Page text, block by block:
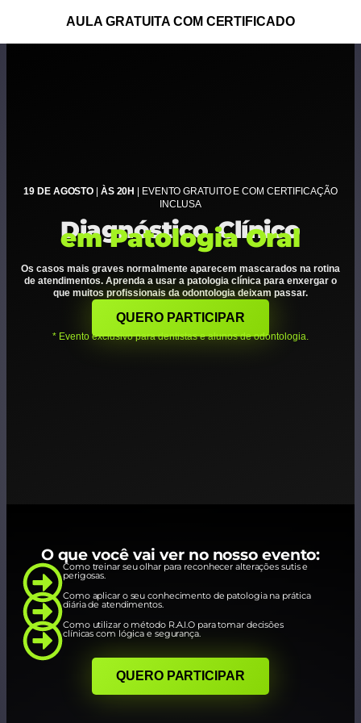
AULA GRATUITA COM CERTIFICADO
19 DE AGOSTO ÀS 20H
| EVENTO GRATUITO E COM CERTIFICAÇÃO
INCLUSA
Diagnóstico Clínico
em Patologia Oral
Os casos mais graves normalmente aparecem mascarados na rotina
de atendimentos. Aprenda a usar a patologia clínica para enxergar o
que muitos profissionais da odontologia deixam passar.
QUERO PARTICIPAR
* Evento exclusivo para dentistas e alunos de odontologia.
O que você vai ver no nosso evento:
Como treinar seu olhar para reconhecer alterações sutis e
perigosas.
Como aplicar o seu conhecimento de patologia na prática
diária de atendimentos.
Como utilizar o método R.A.I.O para tomar decisões
clínicas com lógica e segurança.
QUERO PARTICIPAR